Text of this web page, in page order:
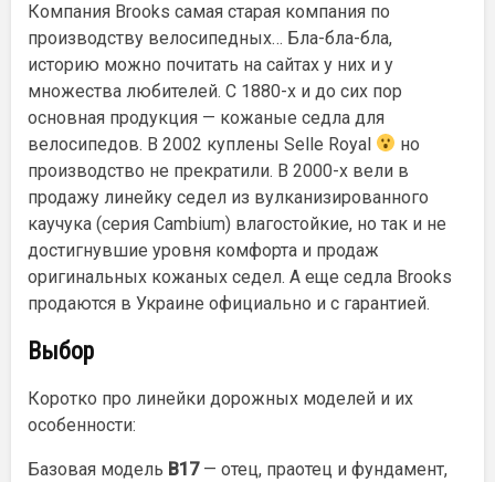
Компания Brooks самая старая компания по
производству велосипедных… Бла-бла-бла,
историю можно почитать на сайтах у них и у
множества любителей. C 1880-х и до сих пор
основная продукция — кожаные седла для
велосипедов. В 2002 куплены Selle Royal
но
производство не прекратили. В 2000-х вели в
продажу линейку седел из вулканизированного
каучука (серия Cambium) влагостойкие, но так и не
достигнувшие уровня комфорта и продаж
оригинальных кожаных седел. А еще седла Brooks
продаются в Украине официально и с гарантией.
Выбор
Коротко про линейки дорожных моделей и их
особенности:
Базовая модель B17 — отец, праотец и фундамент,